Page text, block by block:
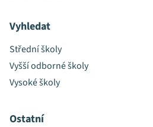
Vyhledat
Střední školy
Vyšší odborné školy
Vysoké školy
Ostatní